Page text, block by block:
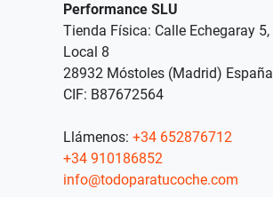
Performance SLU
Tienda Física: Calle Echegaray 5,
Local 8
28932 Móstoles (Madrid) España
CIF: B87672564
Llámenos: +34 652876712
+34 910186852
info@todoparatucoche.com